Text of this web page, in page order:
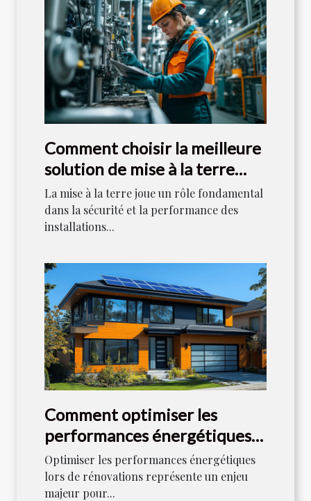
Comment choisir la meilleure
solution de mise à la terre
pour votre industrie ?
La mise à la terre joue un rôle fondamental
dans la sécurité et la performance des
installations...
Comment optimiser les
performances énergétiques
lors de rénovations
Optimiser les performances énergétiques
lors de rénovations représente un enjeu
majeur pour...